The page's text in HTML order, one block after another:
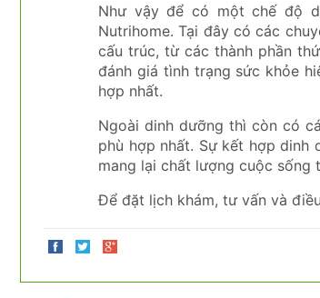
Như vậy để có một chế độ
Nutrihome. Tại đây có các
cấu trúc, từ các thành phần
đánh giá tình trạng sức khỏe
hợp nhất.
Ngoài dinh dưỡng thì còn có
phù hợp nhất. Sự kết hợp dinh
mang lại chất lượng cuộc sống
Để đặt lịch khám, tư vấn và